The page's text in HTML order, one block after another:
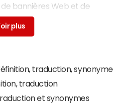
bannières Web et de
Guide
traduction, synonyme
traduction
et synonymes